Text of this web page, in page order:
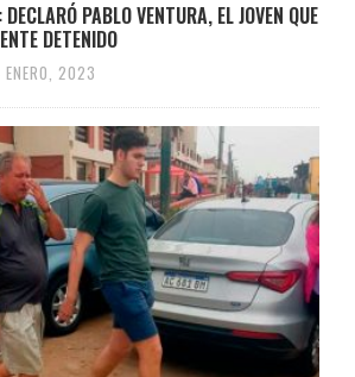
PABLO VENTURA, EL JOVEN QUE
DETENIDO
ENERO, 2023